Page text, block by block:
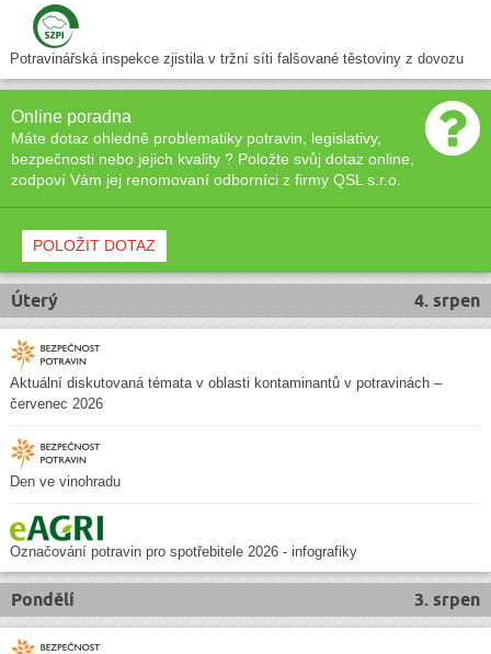
Potravinářská inspekce zjistila v tržní síti falšované těstoviny z dovozu
Online poradna
Máte dotaz ohledně problematiky potravin, legislativy,
bezpečnosti nebo jejich kvality ? Položte svůj dotaz online,
zodpoví Vám jej renomovaní odborníci z firmy QSL s.r.o.
POLOŽIT DOTAZ
4. srpen
Úterý
Aktuální diskutovaná témata v oblasti kontaminantů v potravinách –
červenec 2026
Den ve vinohradu
Označování potravin pro spotřebitele 2026 - infografiky
3. srpen
Pondělí